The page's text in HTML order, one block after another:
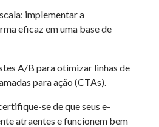
implementar a
eficaz em uma base de
A/B para otimizar linhas de
para ação (CTAs).
se de que seus e-
atraentes e funcionem bem